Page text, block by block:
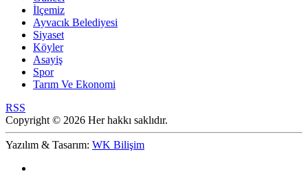
İlçemiz
Ayvacık Belediyesi
Siyaset
Köyler
Asayiş
Spor
Tarım Ve Ekonomi
RSS
Copyright © 2026 Her hakkı saklıdır.
Yazılım & Tasarım: WK Bilişim